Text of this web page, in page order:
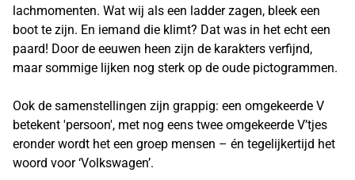
lachmomenten. Wat wij als een ladder zagen, bleek een
boot te zijn. En iemand die klimt? Dat was in het echt een
paard! Door de eeuwen heen zijn de karakters verfijnd,
maar sommige lijken nog sterk op de oude pictogrammen.
Ook de samenstellingen zijn grappig: een omgekeerde V
betekent 'persoon', met nog eens twee omgekeerde V’tjes
eronder wordt het een groep mensen – én tegelijkertijd het
woord voor ‘Volkswagen’.